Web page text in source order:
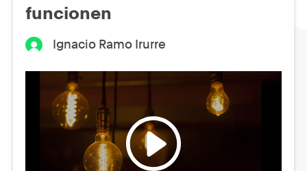
funcionen
Ignacio Ramo Irurre